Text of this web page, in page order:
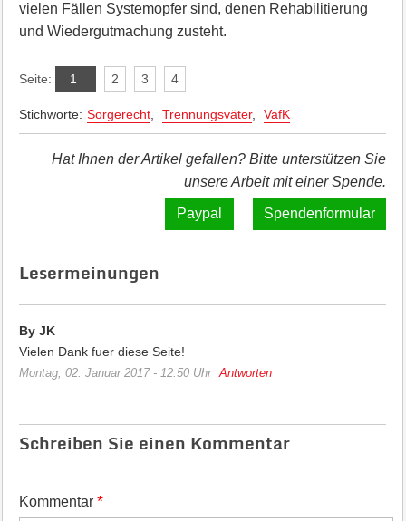
vielen Fällen Systemopfer sind, denen Rehabilitierung
und Wiedergutmachung zusteht.
Seite: 1 2 3 4
Stichworte: Sorgerecht, Trennungsväter, VafK
Hat Ihnen der Artikel gefallen? Bitte unterstützen Sie
unsere Arbeit mit einer Spende.
Spendenformular
Lesermeinungen
By JK
Vielen Dank fuer diese Seite!
Montag, 02. Januar 2017 - 12:50 Uhr Antworten
Schreiben Sie einen Kommentar
Kommentar *